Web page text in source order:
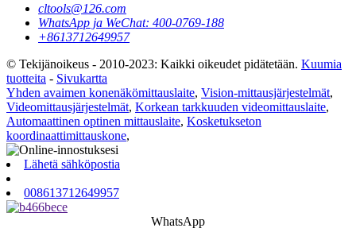
cltools@126.com
WhatsApp ja WeChat: 400-0769-188
+8613712649957
© Tekijänoikeus - 2010-2023: Kaikki oikeudet pidätetään. Kuumia
tuotteita - Sivukartta
Yhden avaimen konenäkömittauslaite, Vision-mittausjärjestelmät,
Videomittausjärjestelmät, Korkean tarkkuuden videomittauslaite,
Automaattinen optinen mittauslaite, Kosketukseton
koordinaattimittauskone,
Lähetä sähköpostia
008613712649957
WhatsApp